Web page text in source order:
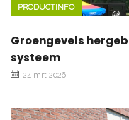
PRODUCTINFO
Groengevels
systeem
24 mrt 2026